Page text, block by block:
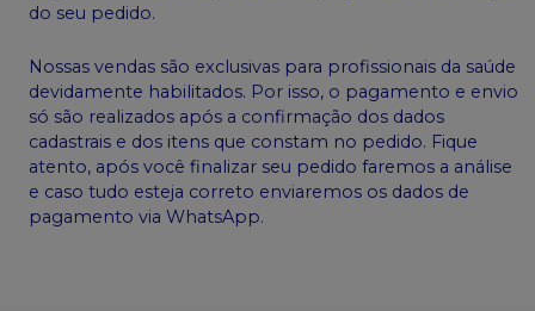
do seu pedido.
Nossas vendas são exclusivas para profissionais da saúde
devidamente habilitados. Por isso, o pagamento e envio
só são realizados após a confirmação dos dados
cadastrais e dos itens que constam no pedido. Fique
atento, após você finalizar seu pedido faremos a análise
e caso tudo esteja correto enviaremos os dados de
pagamento via WhatsApp.